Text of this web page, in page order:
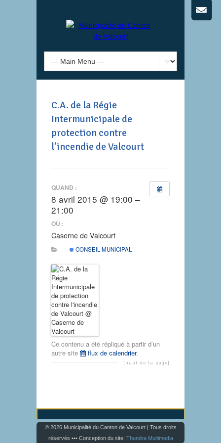
C.A. de la Régie
Intermunicipale de
protection contre
l’incendie de Valcourt
QUAND :
8 avril 2015 @ 19:00 –
21:00
OÙ :
Caserne de Valcourt
CONSEIL MUNICIPAL
Ce contenu a été répliqué à partir d’un
autre site
flux de calendrier.
[haut de la page]
© 2026 Municipalité du Canton de Valcourt | Tous droits
réservés ••• Conception du site: Thundra Multimedia